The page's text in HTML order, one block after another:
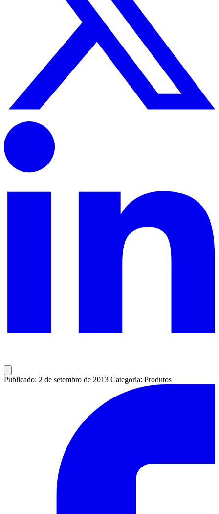
Publicado: 2 de setembro de 2013 Categoria: Produtos